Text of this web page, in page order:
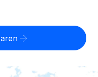
für Niederlassungen
mit Freelancer:innen
von
Bundesstaaten
berechnen